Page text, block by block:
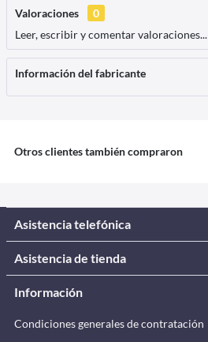
Valoraciones
0
Leer, escribir y comentar valoraciones...
Información del fabricante
Otros clientes también compraron
Asistencia telefónica
Asistencia de tienda
Información
Condiciones generales de contratación